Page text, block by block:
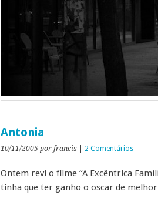
Antonia
10/11/2005 por francis 2 Comentários
Ontem revi o filme “A Excêntrica
tinha que ter ganho o oscar de